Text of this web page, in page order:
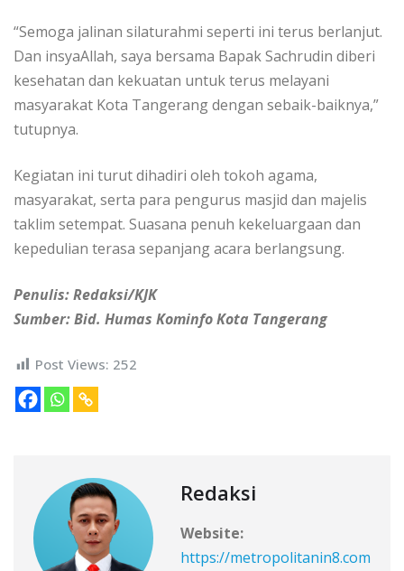
“Semoga jalinan silaturahmi seperti ini terus berlanjut.
Dan insyaAllah, saya bersama Bapak Sachrudin diberi
kesehatan dan kekuatan untuk terus melayani
masyarakat Kota Tangerang dengan sebaik-baiknya,”
tutupnya.
Kegiatan ini turut dihadiri oleh tokoh agama,
masyarakat, serta para pengurus masjid dan majelis
taklim setempat. Suasana penuh kekeluargaan dan
kepedulian terasa sepanjang acara berlangsung.
Penulis: Redaksi/KJK
Sumber: Bid. Humas Kominfo Kota Tangerang
Post Views: 252
Redaksi
Website:
https://metropolitanin8.com